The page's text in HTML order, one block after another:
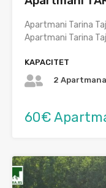
Apartmani Tarina
Apartmani Tarina
KAPACITET
2
60€